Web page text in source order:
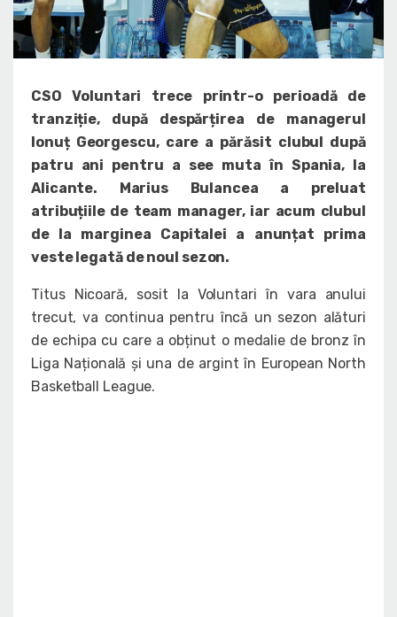
CSO Voluntari trece printr-o perioadă de
tranziție, după despărțirea de managerul
Ionuț Georgescu, care a părăsit clubul după
patru ani pentru a see muta în Spania, la
Alicante. Marius Bulancea a preluat
atribuțiile de team manager, iar acum clubul
de la marginea Capitalei a anunțat prima
veste legată de noul sezon.
Titus Nicoară, sosit la Voluntari în vara anului
trecut, va continua pentru încă un sezon alături
de echipa cu care a obținut o medalie de bronz în
Liga Națională și una de argint în European North
Basketball League.